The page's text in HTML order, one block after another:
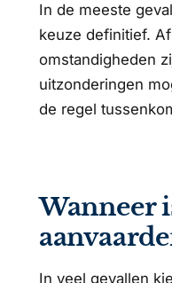
In de meeste
keuze definitief.
omstandigheden
uitzonderingen
de regel
Wanneer
In veel gevallen